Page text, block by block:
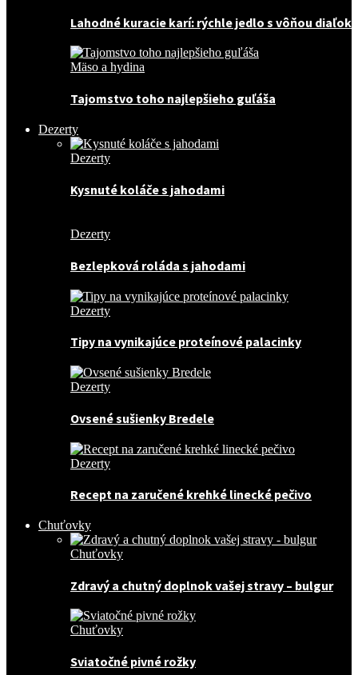
Lahodné kuracie karí: rýchle jedlo s vôňou diaľok
Mäso a hydina
Tajomstvo toho najlepšieho guľáša
Dezerty
Dezerty
Kysnuté koláče s jahodami
Dezerty
Bezlepková roláda s jahodami
Dezerty
Tipy na vynikajúce proteínové palacinky
Dezerty
Ovsené sušienky Bredele
Dezerty
Recept na zaručené krehké linecké pečivo
Chuťovky
Chuťovky
Zdravý a chutný doplnok vašej stravy – bulgur
Chuťovky
Sviatočné pivné rožky